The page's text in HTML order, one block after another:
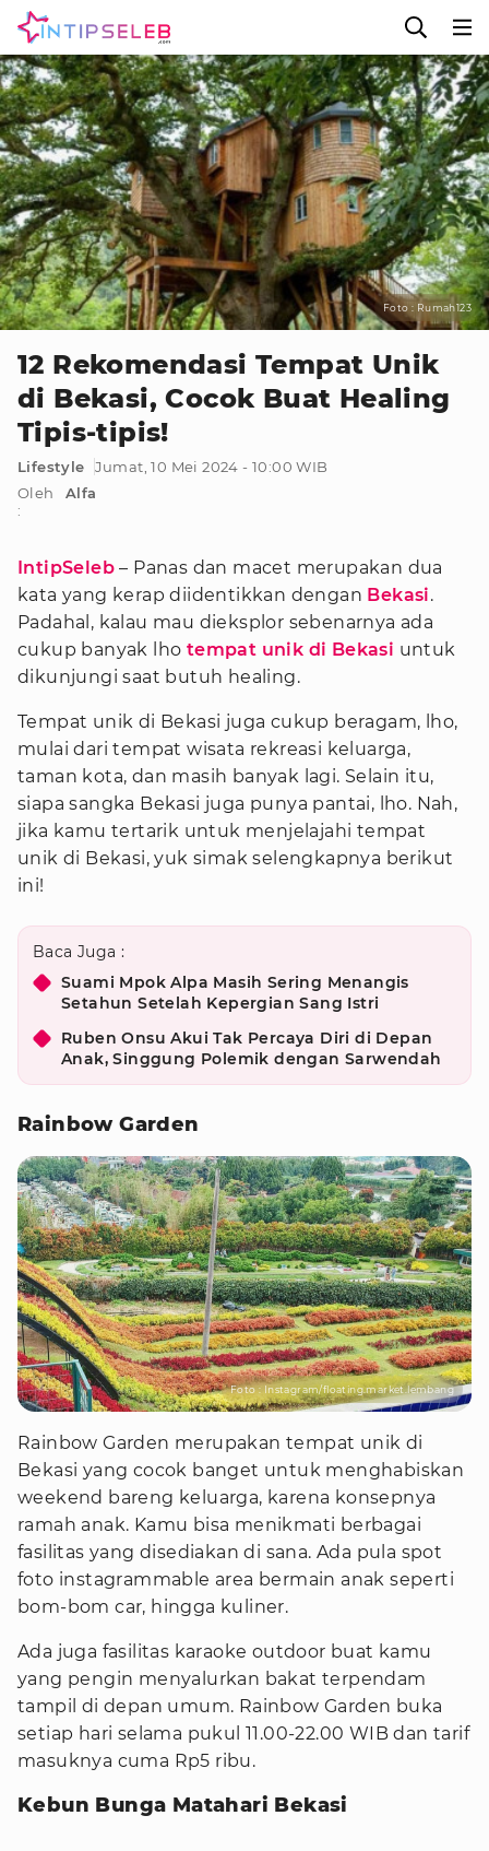
Foto : Rumah123
12 Rekomendasi Tempat Unik
di Bekasi, Cocok Buat Healing
Tipis-tipis!
Lifestyle
Jumat, 10 Mei 2024 - 10:00 WIB
Oleh
:
Alfa
IntipSeleb – Panas dan macet merupakan dua
kata yang kerap diidentikkan dengan Bekasi.
Padahal, kalau mau dieksplor sebenarnya ada
cukup banyak lho tempat unik di Bekasi untuk
dikunjungi saat butuh healing.
Tempat unik di Bekasi juga cukup beragam, lho,
mulai dari tempat wisata rekreasi keluarga,
taman kota, dan masih banyak lagi. Selain itu,
siapa sangka Bekasi juga punya pantai, lho. Nah,
jika kamu tertarik untuk menjelajahi tempat
unik di Bekasi, yuk simak selengkapnya berikut
ini!
Baca Juga :
Suami Mpok Alpa Masih Sering Menangis
Setahun Setelah Kepergian Sang Istri
Ruben Onsu Akui Tak Percaya Diri di Depan
Anak, Singgung Polemik dengan Sarwendah
Rainbow Garden
Foto : Instagram/floating.market.lembang
Rainbow Garden merupakan tempat unik di
Bekasi yang cocok banget untuk menghabiskan
weekend bareng keluarga, karena konsepnya
ramah anak. Kamu bisa menikmati berbagai
fasilitas yang disediakan di sana. Ada pula spot
foto instagrammable area bermain anak seperti
bom-bom car, hingga kuliner.
Ada juga fasilitas karaoke outdoor buat kamu
yang pengin menyalurkan bakat terpendam
tampil di depan umum. Rainbow Garden buka
setiap hari selama pukul 11.00-22.00 WIB dan tarif
masuknya cuma Rp5 ribu.
Kebun Bunga Matahari Bekasi